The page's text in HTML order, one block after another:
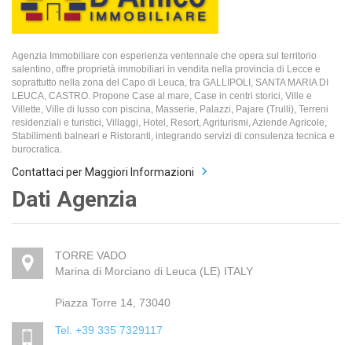
Agenzia Immobiliare con esperienza ventennale che opera sul territorio
salentino, offre proprietà immobiliari in vendita nella provincia di Lecce e
soprattutto nella zona del Capo di Leuca, tra GALLIPOLI, SANTA MARIA DI
LEUCA, CASTRO. Propone Case al mare, Case in centri storici, Ville e
Villette, Ville di lusso con piscina, Masserie, Palazzi, Pajare (Trulli), Terreni
residenziali e turistici, Villaggi, Hotel, Resort, Agriturismi, Aziende Agricole,
Stabilimenti balneari e Ristoranti, integrando servizi di consulenza tecnica e
burocratica.
Contattaci per Maggiori Informazioni
Dati Agenzia
TORRE VADO
Marina di Morciano di Leuca (LE) ITALY
Piazza Torre 14, 73040
Tel. +39 335 7329117